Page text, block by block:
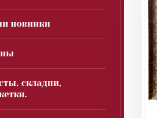
новинки
складни,